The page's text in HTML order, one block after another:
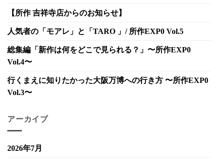
【所作 吉祥寺店からのお知らせ】
人気者の「モアレ」と「TARO 」/ 所作EXP0 Vol.5
総集編「新作は何をどこで見られる？」〜所作EXP0
Vol.4〜
行くまえに知りたかった大阪万博への行き方 〜所作EXP0
Vol.3〜
アーカイブ
2026年7月